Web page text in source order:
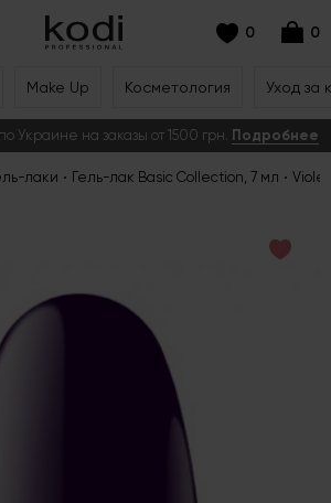
0 0
Make Up Косметология Уход за
Украине на заказы от 1500 грн. Подробнее
лаки Гель-лак Basic Collection, 7 мл